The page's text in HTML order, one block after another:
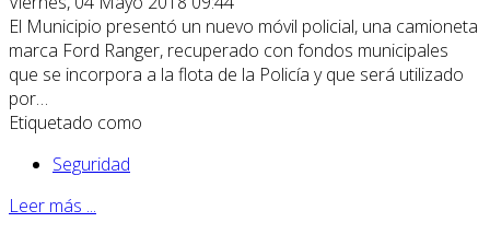
El Municipio presentó un nuevo móvil policial, una camioneta
marca Ford Ranger, recuperado con fondos municipales
que se incorpora a la flota de la Policía y que será utilizado
por…
Etiquetado como
Seguridad
Leer más ...